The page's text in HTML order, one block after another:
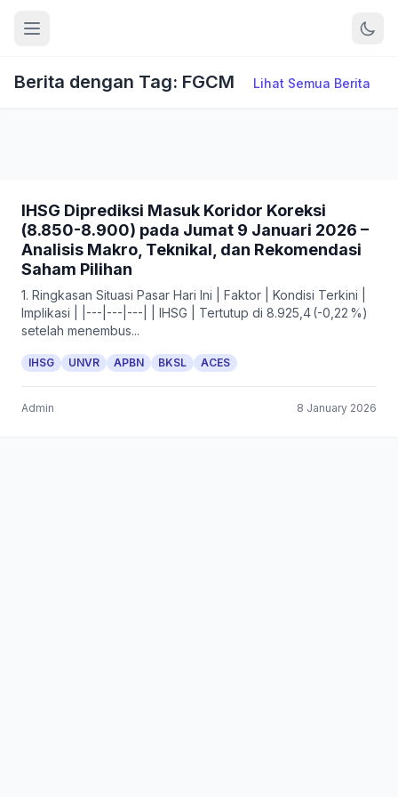
Berita dengan Tag: FGCM Lihat Semua Berita
IHSG Diprediksi Masuk Koridor Koreksi
(8.850-8.900) pada Jumat 9 Januari 2026 –
Analisis Makro, Teknikal, dan Rekomendasi
Saham Pilihan
1. Ringkasan Situasi Pasar Hari Ini | Faktor | Kondisi Terkini |
Implikasi | |---|---|---| | IHSG | Tertutup di 8.925,4 (-0,22 %)
setelah menembus...
IHSG UNVR APBN BKSL ACES
Admin 8 January 2026